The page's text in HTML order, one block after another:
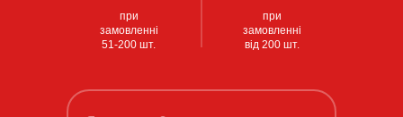
при
замовленні
51-200 шт.
при
замовленні
від 200 шт.